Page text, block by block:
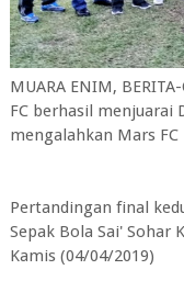
MUARA ENIM,
FC berhasil menjuarai
mengalahkan Mars
Pertandingan final
Sepak Bola Sai' Sohar
Kamis (04/04/2019)